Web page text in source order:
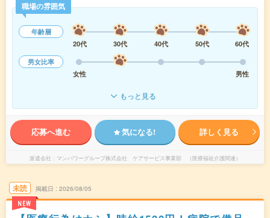
職場の雰囲気
年齢層
20代
30代 40代 50代
60代
男女比率
女性
男性
もっと見る
応募へ進む 気になる! 詳しく見る
派遣会社 マンパワーグループ株式会社 ケアサービス事業部 （医療福祉介護関連）
未読
NEW
掲載日 2026/08/05